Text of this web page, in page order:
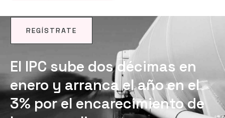
REGÍSTRATE
NOTICIAS
El IPC sube dos décimas en
enero y arranca el año en el
3% por el encarecimiento de
luz y gasolinas.